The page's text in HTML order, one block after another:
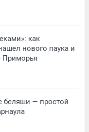
как
нового паука и
Приморья
беляши — простой